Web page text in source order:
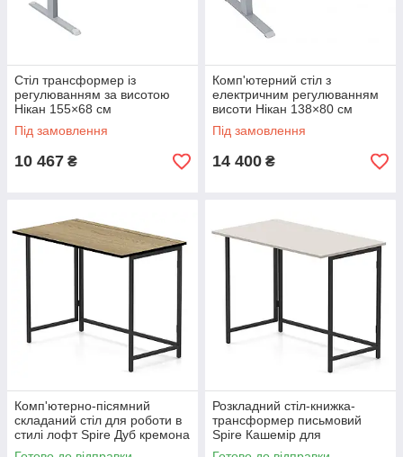
Стіл трансформер із
регулюванням за висотою
Нікан 155×68 см
одномоторний із двома
заглушками
Під замовлення
10 467 ₴
Комп'ютерний стіл з
електричним регулюванням
висоти Нікан 138×80 см
двомоторний, 2-ступеневий
Під замовлення
14 400 ₴
Комп'ютерно-пісямний
складаний стіл для роботи в
стилі лофт Spire Дуб кремона
торро для дітей і дорослих
Розкладний стіл-книжка-
трансформер письмовий
Spire Кашемір для
комп'ютера, навчання та